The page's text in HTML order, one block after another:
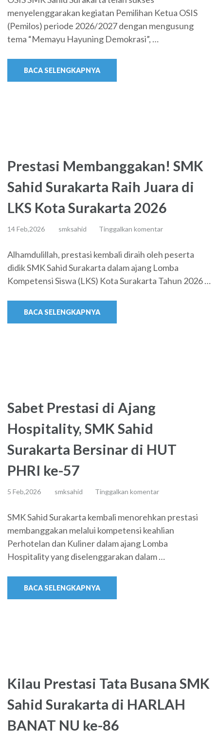
menyelenggarakan kegiatan Pemilihan Ketua OSIS
(Pemilos) periode 2026/2027 dengan mengusung
tema “Memayu Hayuning Demokrasi”, …
BACA SELENGKAPNYA
Prestasi Membanggakan! SMK
Sahid Surakarta Raih Juara di
LKS Kota Surakarta 2026
14 Feb,2026 smksahid Tinggalkan komentar
Alhamdulillah, prestasi kembali diraih oleh peserta
didik SMK Sahid Surakarta dalam ajang Lomba
Kompetensi Siswa (LKS) Kota Surakarta Tahun 2026 …
BACA SELENGKAPNYA
Sabet Prestasi di Ajang
Hospitality, SMK Sahid
Surakarta Bersinar di HUT
PHRI ke-57
5 Feb,2026 smksahid Tinggalkan komentar
SMK Sahid Surakarta kembali menorehkan prestasi
membanggakan melalui kompetensi keahlian
Perhotelan dan Kuliner dalam ajang Lomba
Hospitality yang diselenggarakan dalam …
BACA SELENGKAPNYA
Kilau Prestasi Tata Busana SMK
Sahid Surakarta di HARLAH
BANAT NU ke-86